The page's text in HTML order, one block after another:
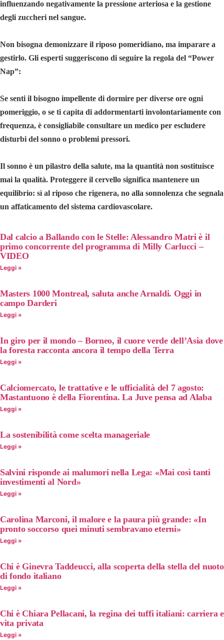
influenzando negativamente la pressione arteriosa e la gestione
degli zuccheri nel sangue.
Non bisogna demonizzare il riposo pomeridiano, ma imparare a
gestirlo. Gli esperti suggeriscono di seguire la regola del “Power
Nap”:
Se senti il bisogno impellente di dormire per diverse ore ogni
pomeriggio, o se ti capita di addormentarti involontariamente con
frequenza, è consigliabile consultare un medico per escludere
disturbi del sonno o problemi pressori.
Il sonno è un pilastro della salute, ma la quantità non sostituisce
mai la qualità. Proteggere il cervello significa mantenere un
equilibrio: sì al riposo che rigenera, no alla sonnolenza che segnala
un affaticamento del sistema cardiovascolare.
Dal calcio a Ballando con le Stelle: Alessandro Matri è il
primo concorrente del programma di Milly Carlucci –
VIDEO
Leggi »
Masters 1000 Montreal, saluta anche Arnaldi. Oggi in
campo Darderi
Leggi »
In giro per il mondo – Borneo, il cuore verde dell’Asia dove
la foresta racconta ancora il tempo della Terra
Leggi »
Calciomercato, le trattative e le ufficialità del 7 agosto:
Mastantuono è della Fiorentina. La Juve pensa ad Alaba
Leggi »
La sostenibilità come scelta manageriale
Leggi »
Salvini risponde ai malumori nella Lega: «Mai così tanti
investimenti al Nord»
Leggi »
Carolina Marconi, il malore e la paura più grande: «In
pronto soccorso quei minuti sembravano eterni»
Leggi »
Chi è Ginevra Taddeucci, alla scoperta della stella del nuoto
di fondo italiano
Leggi »
Chi è Chiara Pellacani, la regina dei tuffi italiani: carriera e
vita privata
Leggi »